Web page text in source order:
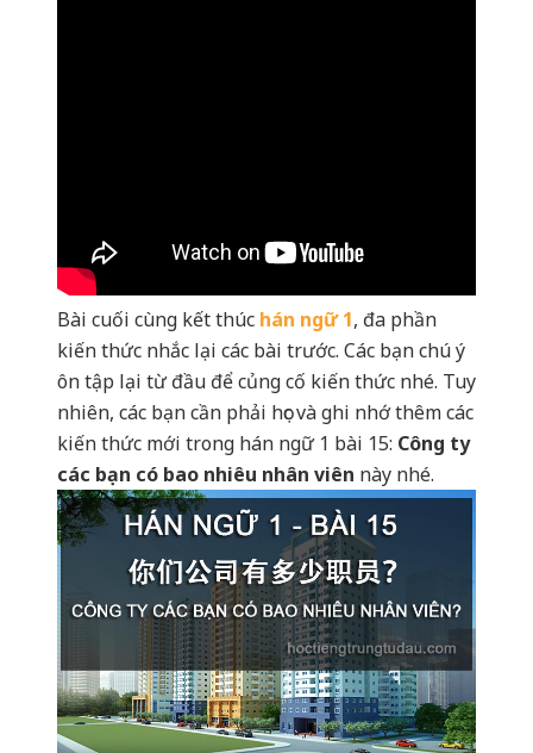
Bài cuối cùng kết thúc hán ngữ 1, đa phần
kiến thức nhắc lại các bài trước. Các bạn chú ý
ôn tập lại từ đầu để củng cố kiến thức nhé. Tuy
nhiên, các bạn cần phải học và ghi nhớ thêm các
kiến thức mới trong hán ngữ 1 bài 15: Công ty
các bạn có bao nhiêu nhân viên này nhé.